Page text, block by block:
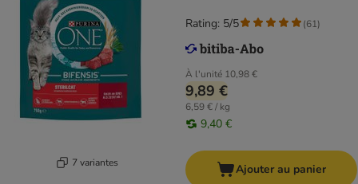
7 variantes
À l'unité 10,98 €
9,89 €
6,59 € / kg
9,40 €
Rating: 5/5 (61)
Ajouter au panier